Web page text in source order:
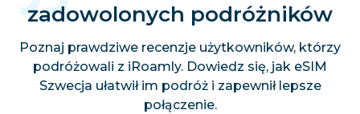
zadowolonych podróżników
Poznaj prawdziwe recenzje użytkowników, którzy
podróżowali z iRoamly. Dowiedz się, jak eSIM
Szwecja ułatwił im podróż i zapewnił lepsze
połączenie.